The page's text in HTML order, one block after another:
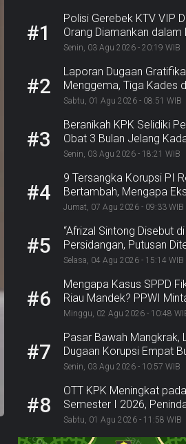
#1
Polisi Gerebek KTV VIP
Orang Diamankan dalam
Dugaan Ekstasi
Senin, 03 Agu 2026 - 20:19 WIB
#2
Laporan Dugaan
Menggema, Tiga Kades
Lurah Inhu Diseret ke
Sabtu, 01 Agu 2026 - 08:51 WIB
#3
Beranikah KPK Selidiki
Obat 3 Bulan Jelang
Dinkes Pekanbaru
Senin, 03 Agu 2026 - 18:21 WIB
#4
9 Tersangka Korupsi PI
Bertambah, Mengapa
Belum Tersangka? Nasib
Jumat, 07 Agu 2026 - 09:33 WIB
#5
“Afrizal Sintong Disebut di
Persidangan, Putusan
Kejati, GMPR Sorot Dividen
Selasa, 04 Agu 2026 - 15:14 WIB
#6
Mengapa Kasus SPPD
Riau Mandek? PPWI
Polri Ambil Alih
Minggu, 02 Agu 2026 - 10:48
#7
Pasar Bawah Mangkrak,
Dugaan Korupsi Empat
Mengendap: Ke Mana
Senin, 03 Agu 2026 - 10:57 WIB
#8
OTT KPK Meningkat pada
Semester I 2026,
Pemulihan Aset Alami
Sabtu, 01 Agu 2026 - 11:58 WIB